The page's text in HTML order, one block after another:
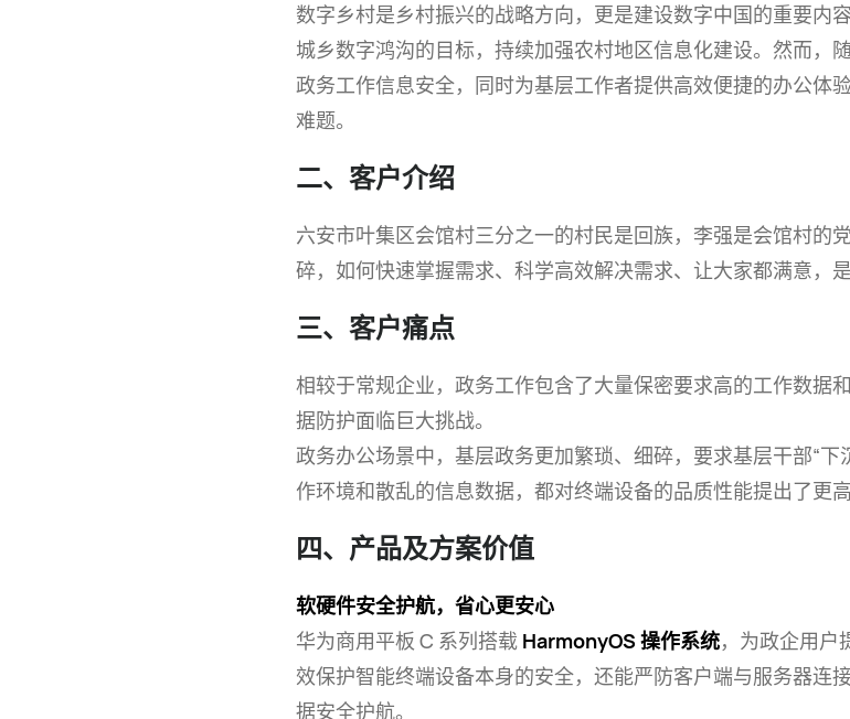
数字乡村是乡村振兴的战略方向，更是建设数字中国的重要内
城乡数字鸿沟的目标，持续加强农村地区信息化建设。然而，
政务工作信息安全，同时为基层工作者提供高效便捷的办公体
难题。
二、客户介绍
六安市叶集区会馆村三分之一的村民是回族，李强是会馆村的
碎，如何快速掌握需求、科学高效解决需求、让大家都满意，
三、客户痛点
相较于常规企业，政务工作包含了大量保密要求高的工作数据
据防护面临巨大挑战。
政务办公场景中，基层政务更加繁琐、细碎，要求基层干部“
作环境和散乱的信息数据，都对终端设备的品质性能提出了更
四、产品及方案价值
软硬件安全护航，省心更安心
华为商用平板 C 系列搭载 HarmonyOS 操作系统，为政企用户
效保护智能终端设备本身的安全，还能严防客户端与服务器连
据安全护航。